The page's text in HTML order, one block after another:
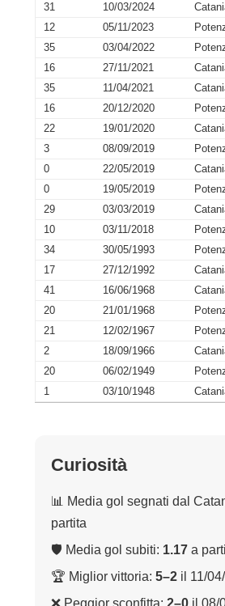
31
10/03/2024
12
05/11/2023
35
03/04/2022
16
27/11/2021
35
11/04/2021
16
20/12/2020
22
19/01/2020
3
08/09/2019
0
22/05/2019
0
19/05/2019
29
03/03/2019
10
03/11/2018
34
30/05/1993
17
27/12/1992
41
16/06/1968
20
21/01/1968
21
12/02/1967
2
18/09/1966
20
06/02/1949
1
03/10/1948
Curiosità
📊 Media gol segnati dal
partita
🛡 Media gol subiti: 1.17 a
🏆 Miglior vittoria: 5–2 il 11/
❌ Peggior sconfitta: 2–0 il 08/